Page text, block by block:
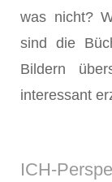
was nicht?
sind die
Bildern
interessant
ICH-